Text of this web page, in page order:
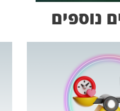
נוספים